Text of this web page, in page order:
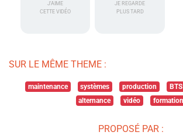
J'AIME
CETTE VIDÉO
JE REGARDE
PLUS TARD
SUR LE MÊME THEME :
maintenance systèmes production BTS
alternance
vidéo formation
PROPOSÉ PAR :